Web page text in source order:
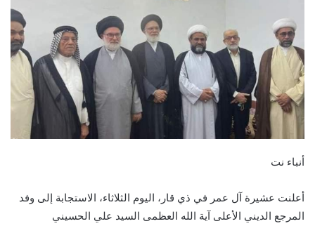
أنباء نت
أعلنت عشيرة آل عمر في ذي قار، اليوم الثلاثاء، الاستجابة إلى وفد
المرجع الديني الأعلى آية الله العظمى السيد علي الحسيني